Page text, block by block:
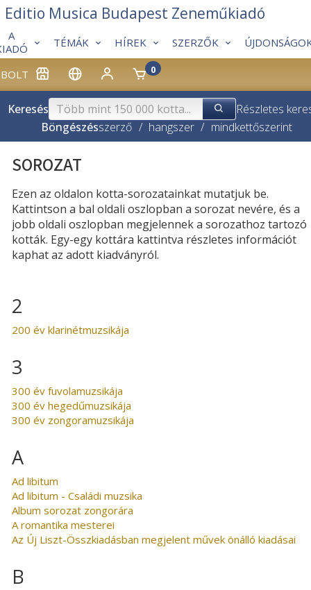
BOLT 0
A
TÉMÁK HÍREK SZERZŐK
Editio Musica Budapest Zeneműkiadó
Keresés
Részletes
Böngészésszerző / hangszer / mindkettőszerint
SOROZAT
Ezen az oldalon kotta-sorozatainkat mutatjuk be.
Kattintson a bal oldali oszlopban a sorozat nevére, és a
jobb oldali oszlopban megjelennek a sorozathoz tartozó
kották. Egy-egy kottára kattintva részletes információt
kaphat az adott kiadványról.
2
200 év klarinétmuzsikája
3
300 év fuvolamuzsikája
300 év hegedűmuzsikája
300 év zongoramuzsikája
A
Ad libitum
Ad libitum - Családi muzsika
Album sorozat zongorára
A romantika mesterei
Az Új Liszt-Összkiadásban megjelent művek önálló kiadásai
B